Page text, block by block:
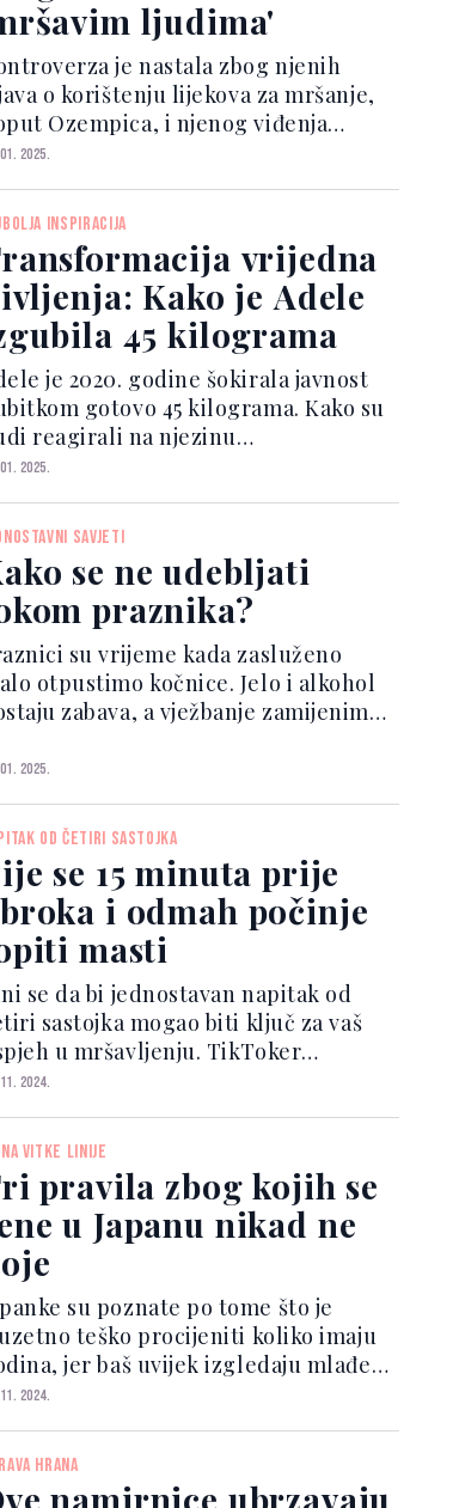
ljudima'
je nastala zbog njenih
o korištenju lijekova za mršanje,
Ozempica, i njenog viđenja
osoba. Tokom podcasta, Oprah
ljudi imaju više samokontrole i
prehramb...
2025.
INSPIRACIJA
vrijedna
Kako je Adele
45 kilograma
je 2020. godine šokirala javnost
gotovo 45 kilograma. Kako su
reagirali na njezinu
i kako se ona nosila s
za CBS, pod nazivom "Adele:
Night Only", pjevači...
2025.
SAVJETI
se ne udebljati
praznika?
su vrijeme kada zasluženo
otpustimo kočnice. Jelo i alkohol
zabava, a vježbanje zamijenimo
Ali kako sve ima svoju cijenu, i to
dočeka, i to vrlo brzo u obliku
kil...
2025.
OD ČETIRI SASTOJKA
se 15 minuta prije
i odmah počinje
masti
se da bi jednostavan napitak od
sastojka mogao biti ključ za vaš
u mršavljenju. TikToker
recipes
pomoći ljudima da ‘sagorijevaju
kao ludi‘. Najbolje...
2024.
VITKE LINIJE
pravila zbog kojih se
u Japanu nikad ne
su poznate po tome što je
teško procijeniti koliko imaju
jer baš uvijek izgledaju mlađe
što zapravo jesu. Osim toga, vitka
se pitate u čemu je njihova
mlados...
2024.
HRANA